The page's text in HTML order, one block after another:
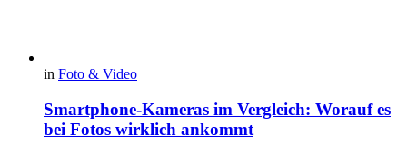
in Foto & Video
Smartphone-Kameras im Vergleich: Worauf es
bei Fotos wirklich ankommt